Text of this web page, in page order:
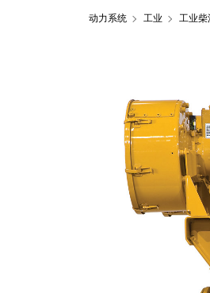
动力系统 工业 工业